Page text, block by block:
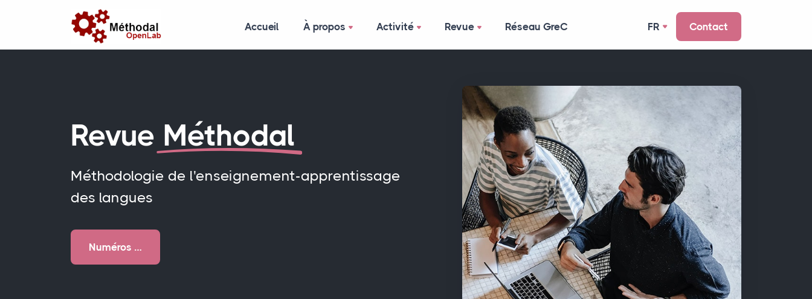
Accueil À propos Activité Revue Réseau GreC FR Contact
Revue Méthodal
Méthodologie de l'enseignement-apprentissage
des langues
Numéros …